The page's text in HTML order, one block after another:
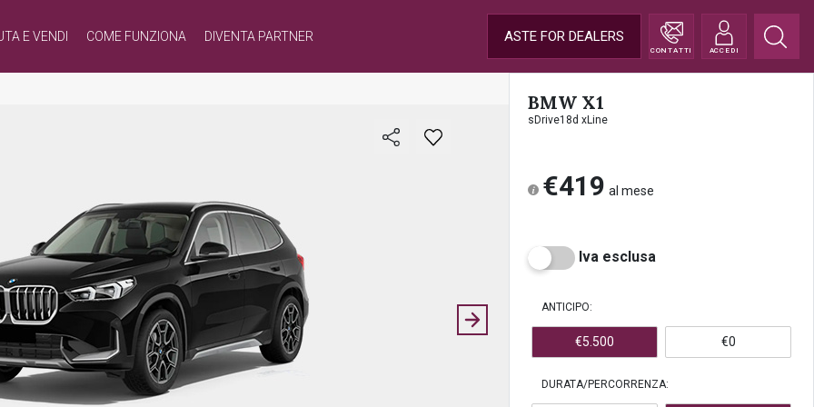
E VENDI COME FUNZIONA DIVENTA PARTNER ASTE FOR DEALERS
CONTATTI ACCEDI
BMW X1
sDrive18d xLine
€419 al mese
Iva esclusa
ANTICIPO:
€5.500 €0
DURATA/PERCORRENZA: